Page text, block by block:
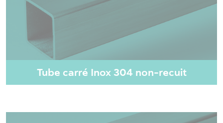
Tube carré Inox 304 non-recuit